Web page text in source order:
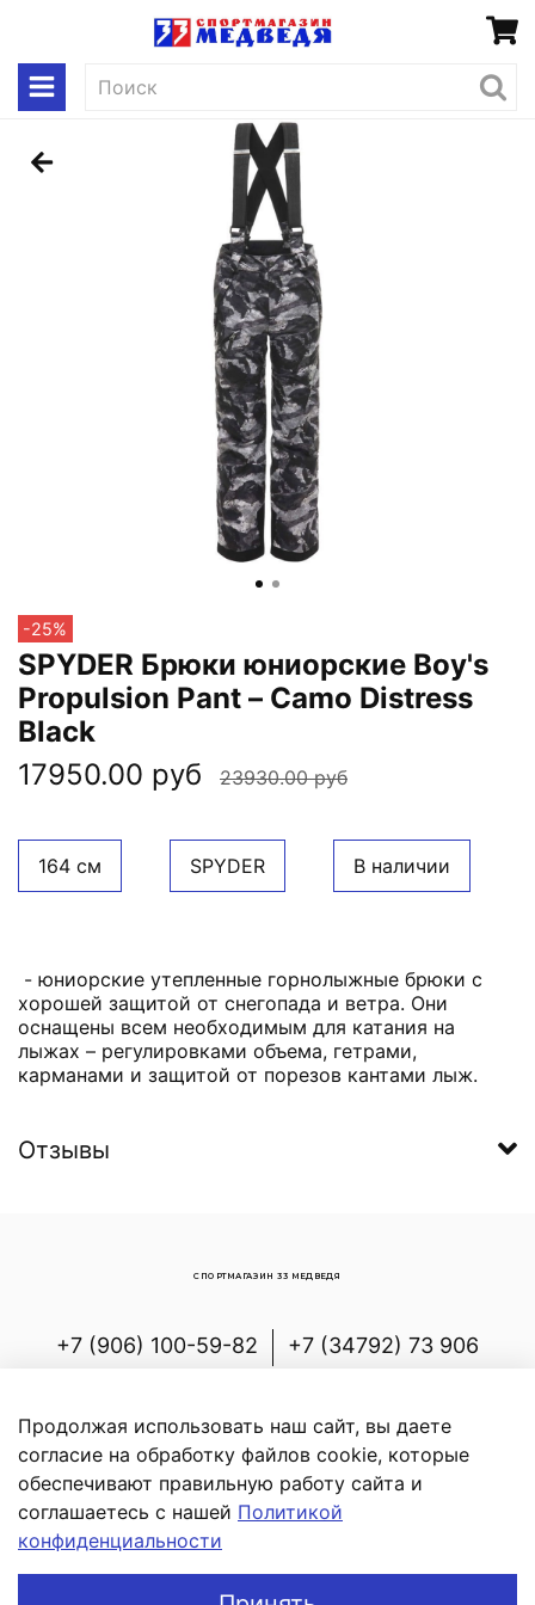
-25%
SPYDER Брюки юниорские Boy's
Propulsion Pant – Camo Distress
Black
17950.00 руб
23930.00 руб
В корзину
164 см SPYDER В наличии
- юниорские утепленные горнолыжные брюки с
хорошей защитой от снегопада и ветра. Они
оснащены всем необходимым для катания на
лыжах – регулировками объема, гетрами,
карманами и защитой от порезов кантами лыж.
Отзывы
+7 (906) 100-59-82
+7 (34792) 73 906
Белорецкий р-н, с.Новоабзаково, ул.
Энергетиков, д.7
СПОРТМАГАЗИН 33 МЕДВЕДЯ
Продолжая использовать наш сайт, вы даете
согласие на обработку файлов cookie, которые
обеспечивают правильную работу сайта и
соглашаетесь с нашей Политикой
конфиденциальности